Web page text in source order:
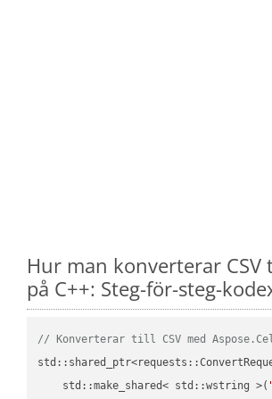
Hur man konverterar CSV
på C++: Steg-för-steg-
// Konverterar till CSV med
    std::make_shared< std::wstring >(